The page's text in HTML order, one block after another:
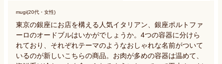
mugi(20代・女性)
東京の銀座にお店を構える人気イタリアン、銀座ポルトファ
ーロのオードブルはいかがでしょうか。4つの容器に分けら
れており、それぞれテーマのようなおしゃれな名前がついて
いるのが新しいこちらの商品。お肉が多めの容器は温めて、